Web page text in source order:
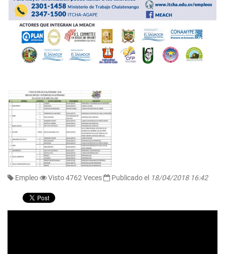
Empleo Visto 4762 Veces Publicado el 18/04/2018 16:42